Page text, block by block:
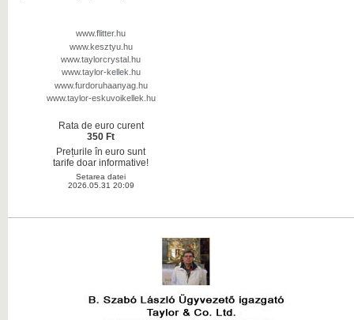
www.flitter.hu
www.kesztyu.hu
www.taylorcrystal.hu
www.taylor-kellek.hu
www.furdoruhaanyag.hu
www.taylor-eskuvoikellek.hu
Rata de euro curent
350 Ft
Prețurile în euro sunt
tarife doar informative!
Setarea datei
2026.05.31 20:09